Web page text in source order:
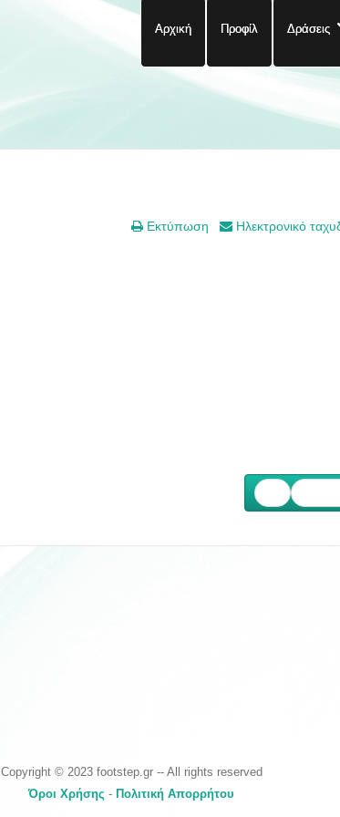
Αρχική Προφίλ Δράσεις
Εκτύπωση Ηλεκτρονικό
Copyright © 2023 footstep.gr -- All rights reserved
Όροι Χρήσης - Πολιτική Απορρήτου